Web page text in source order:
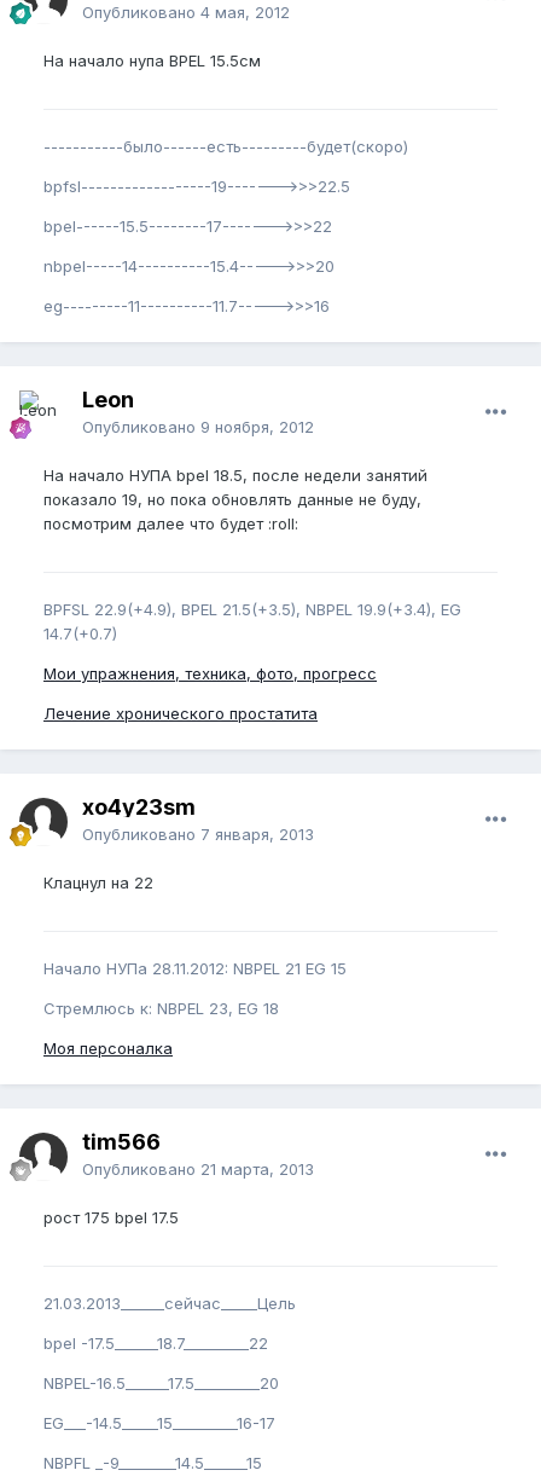
Опубликовано 4 мая, 2012
На начало нупа BPEL 15.5см
-----------было------есть---------будет(скоро)
bpfsl------------------19------->>>22.5
bpel------15.5--------17------->>>22
nbpel-----14----------15.4----->>>20
eg---------11----------11.7----->>>16
Leon
Опубликовано 9 ноября, 2012
На начало НУПА bpel 18.5, после недели занятий
показало 19, но пока обновлять данные не буду,
посмотрим далее что будет :roll:
BPFSL 22.9(+4.9), BPEL 21.5(+3.5), NBPEL 19.9(+3.4), EG
14.7(+0.7)
Мои упражнения, техника, фото, прогресс
Лечение хронического простатита
xo4y23sm
Опубликовано 7 января, 2013
Клацнул на 22
Начало НУПа 28.11.2012: NBPEL 21 EG 15
Стремлюсь к: NBPEL 23, EG 18
Моя персоналка
tim566
Опубликовано 21 марта, 2013
рост 175 bpel 17.5
21.03.2013______сейчас_____Цель
bpel -17.5______18.7_________22
NBPEL-16.5______17.5_________20
EG___-14.5_____15_________16-17
NBPFL _-9________14.5______15